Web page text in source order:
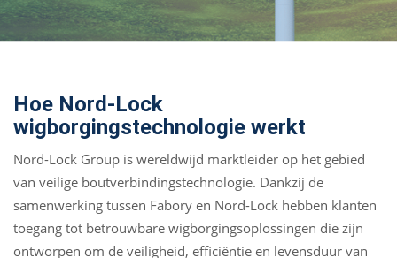
Hoe Nord-Lock
wigborgingstechnologie werkt
Nord-Lock Group is wereldwijd marktleider op het gebied
van veilige boutverbindingstechnologie. Dankzij de
samenwerking tussen Fabory en Nord-Lock hebben klanten
toegang tot betrouwbare wigborgingsoplossingen die zijn
ontworpen om de veiligheid, efficiëntie en levensduur van